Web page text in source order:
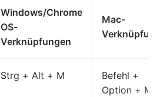
Windows/Chrome
OS-
Verknüpfungen
Mac-
Strg + Alt + M
Befehl +
Option + M